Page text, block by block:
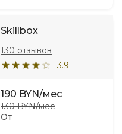
Skillbox
3.9
130 отзывов
От
190 BYN/мес
130 BYN/мес